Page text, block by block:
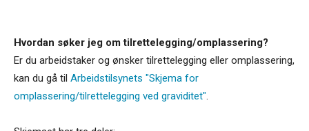
Hvordan søker jeg om tilrettelegging/omplassering?
Er du arbeidstaker og ønsker tilrettelegging eller omplassering,
kan du gå til Arbeidstilsynets "Skjema for
omplassering/tilrettelegging ved graviditet".